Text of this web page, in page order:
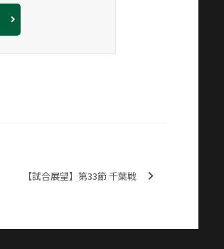
【試合展望】第33節 千葉戦